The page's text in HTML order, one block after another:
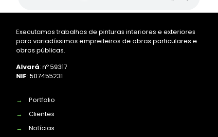
Executamos trabalhos de pinturas interiores e exteriores
para variadíssimos empreiteiros de obras particulares e
obras públicas.
Alvará: nº 59317
NIF: 507455231
→
Portfolio
→
Clientes
→
Notícias